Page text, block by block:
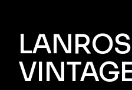
LANROS